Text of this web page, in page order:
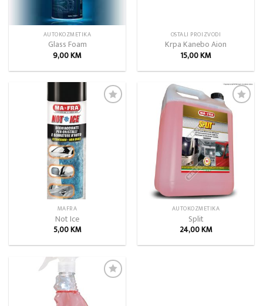
AUTOKOZMETIKA
Glass Foam
9,00KM
OSTALI PROIZVODI
Krpa Kanebo Aion
15,00KM
MAFRA
Not Ice
5,00KM
Add to
wishlist
AUTOKOZMETIKA
Split
24,00KM